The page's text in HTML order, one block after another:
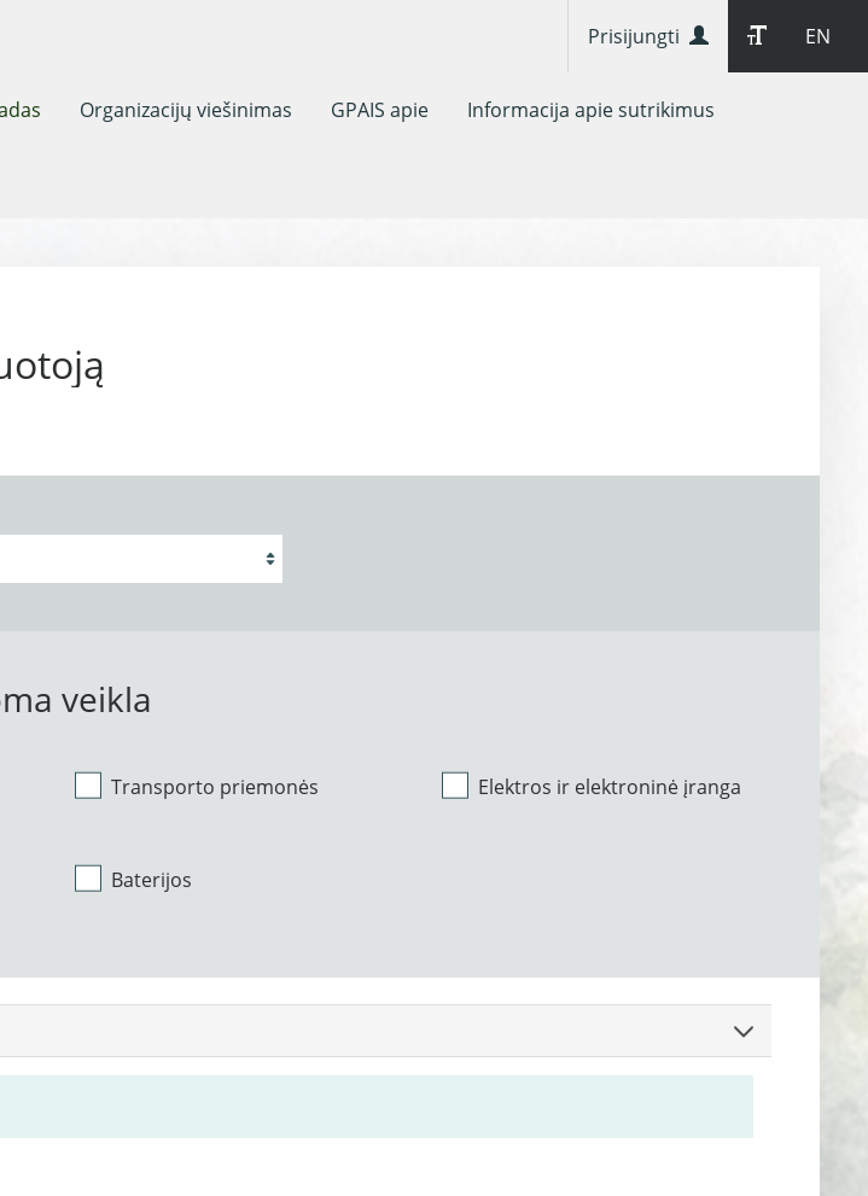
EN
Prisijungti
Organizacijų viešinimas GPAIS apie Informacija apie sutrikimus
veikla
Transporto priemonės Elektros ir elektroninė įranga
Baterijos